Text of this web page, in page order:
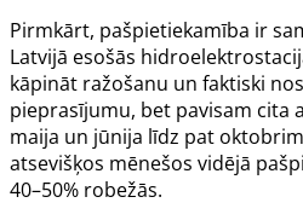
Pirmkārt, pašpietiekamība ir
Latvijā esošās
kāpināt ražošanu un faktiski
pieprasījumu, bet pavisam cita
maija un jūnija līdz pat
atsevišķos mēnešos vidējā
40–50% robežās.